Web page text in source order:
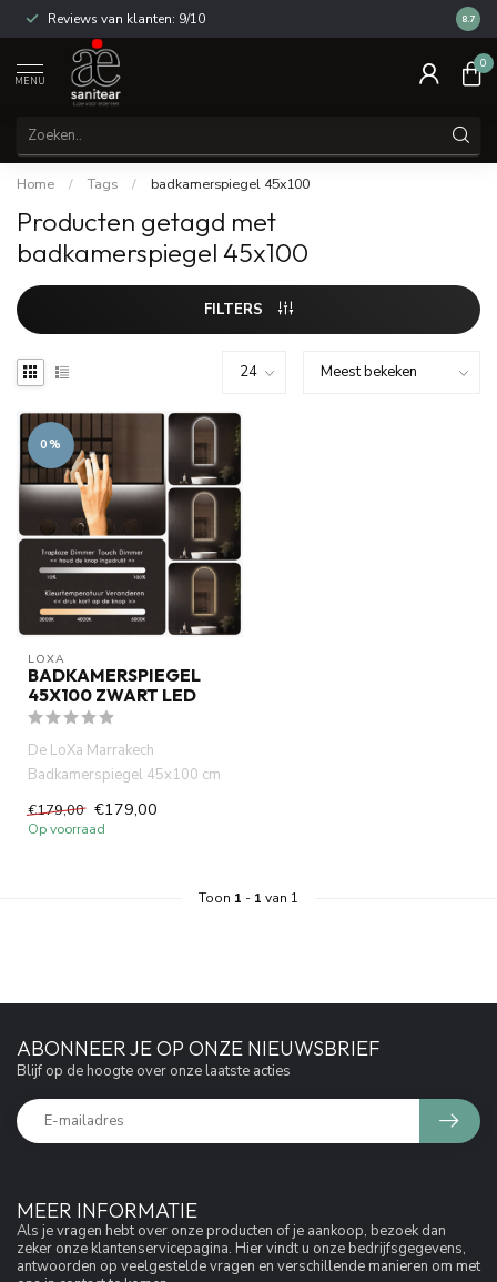
Reviews van klanten: 9/10 14
8.7
MENU
0
Home / Tags / badkamerspiegel 45x100
Producten getagd met
badkamerspiegel 45x100
FILTERS
0%
LOXA
BADKAMERSPIEGEL
45X100 ZWART LED
De LoXa Marrakech
Badkamerspiegel 45x100 cm
is speciaal ontworpen voor
wie een s...
€179,00 €179,00
Op voorraad
Toon 1 - 1 van 1
MEER INFORMATIE
Als je vragen hebt over onze producten of je aankoop, bezoek dan
zeker onze klantenservicepagina. Hier vindt u onze bedrijfsgegevens,
antwoorden op veelgestelde vragen en verschillende manieren om met
ABONNEER JE OP ONZE NIEUWSBRIEF
Blijf op de hoogte over onze laatste acties